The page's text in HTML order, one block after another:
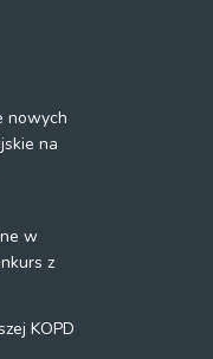
nowych
na
w
z
KOPD